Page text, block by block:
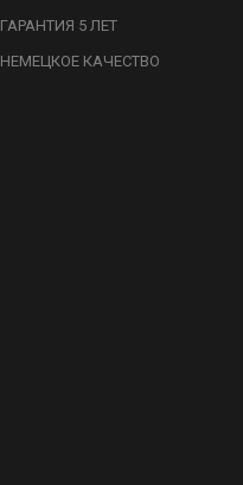
ГАРАНТИЯ 5 ЛЕТ
НЕМЕЦКОЕ КАЧЕСТВО